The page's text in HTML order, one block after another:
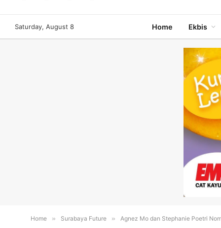
Saturday, August 8 Home Ekbis
Home » Surabaya Future » Agnez Mo dan Stephanie Poetri